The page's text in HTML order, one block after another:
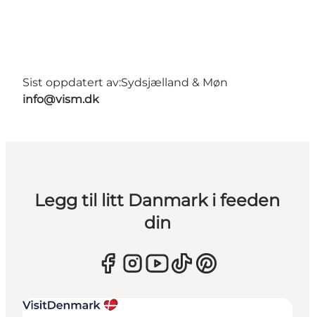
Sist oppdatert av:Sydsjælland & Møn
info@vism.dk
Legg til litt Danmark i feeden
din